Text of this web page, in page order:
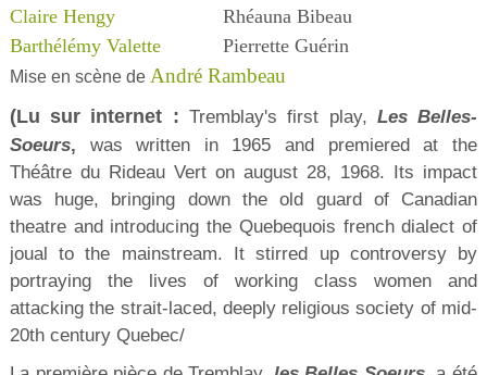
Claire Hengy
Rhéauna Bibeau
Barthélémy Valette
Pierrette Guérin
Mise en scène de André Rambeau
(Lu sur internet : Tremblay's first play, Les Belles-
Soeurs, was written in 1965 and premiered at the
Théâtre du Rideau Vert on august 28, 1968. Its impact
was huge, bringing down the old guard of Canadian
theatre and introducing the Quebequois french dialect of
joual to the mainstream. It stirred up controversy by
portraying the lives of working class women and
attacking the strait-laced, deeply religious society of mid-
20th century Quebec/